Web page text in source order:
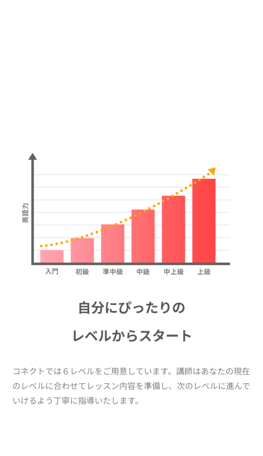
自分にぴったりの
レベルからスタート
コネクトでは６レベルをご用意しています。講師はあなたの現在
のレベルに合わせてレッスン内容を準備し、次のレベルに進んで
いけるよう丁寧に指導いたします。